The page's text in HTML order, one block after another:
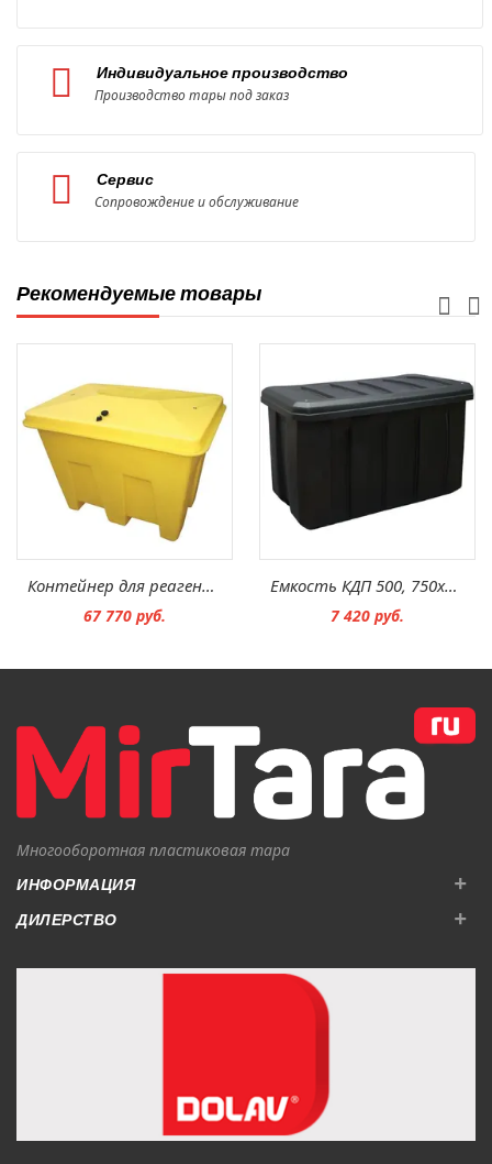
Индивидуальное производство
Производство тары под заказ
Сервис
Сопровождение и обслуживание
Рекомендуемые товары
Контейнер для реагентов PSB1
67 770 руб.
Емкость КДП 500, 750х400х480 мм
7 420 руб.
Многооборотная пластиковая тара
ИНФОРМАЦИЯ +
ДИЛЕРСТВО +